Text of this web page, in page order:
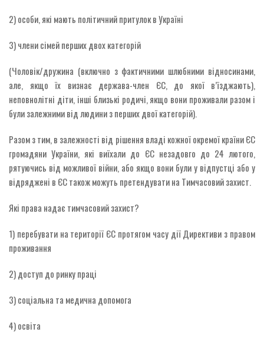
2) особи, які мають політичний притулок в Україні
3) члени сімей перших двох категорій
(Чоловік/дружина (включно з фактичними шлюбними відносинами,
але, якщо їх визнає держава-член ЄС, до якої в’їзджають),
неповнолітні діти, інші близькі родичі, якщо вони проживали разом і
були залежними від людини з перших двої категорій).
Разом з тим, в залежності від рішення владі кожної окремої країни ЄС
громадяни України, які виїхали до ЄС незадовго до 24 лютого,
рятуючись від можливої війни, або якщо вони були у відпустці або у
відряджені в ЄС також можуть претендувати на Тимчасовий захист.
Які права надає тимчасовий захист?
1) перебувати на території ЄС протягом часу дії Директиви з правом
проживання
2) доступ до ринку праці
3) соціальна та медична допомога
4) освіта